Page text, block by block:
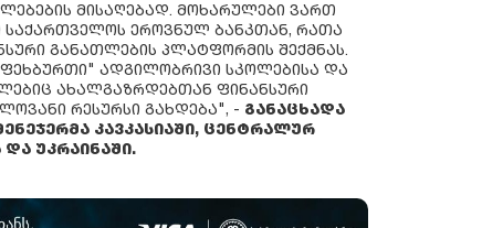
ᲛᲘᲡᲐᲦᲔᲑᲐᲓ. ᲛᲝᲮᲐᲠᲣᲚᲔᲑᲘ ᲕᲐᲠᲗ
ᲔᲠᲝᲕᲜᲣᲚ ᲑᲐᲜᲙᲗᲐᲜ, ᲠᲐᲗᲐ
ᲒᲐᲜᲐᲗᲚᲔᲑᲘᲡ ᲞᲚᲐᲢᲤᲝᲠᲛᲘᲡ ᲨᲔᲥᲛᲜᲐᲡ.
ᲐᲓᲒᲘᲚᲝᲑᲠᲘᲕᲘ ᲡᲙᲝᲚᲔᲑᲘᲡᲐ ᲓᲐ
ᲐᲮᲐᲚᲒᲐᲖᲠᲓᲔᲑᲗᲐᲜ ᲤᲘᲜᲐᲜᲡᲣᲠᲘ
ᲠᲔᲡᲣᲠᲡᲘ ᲒᲐᲮᲓᲔᲑᲐ", - ᲒᲐᲜᲐᲪᲮᲐᲓᲐ
ᲙᲐᲕᲙᲐᲡᲘᲐᲨᲘ, ᲪᲔᲜᲢᲠᲐᲚᲣᲠ
ᲣᲙᲠᲐᲘᲜᲐᲨᲘ.